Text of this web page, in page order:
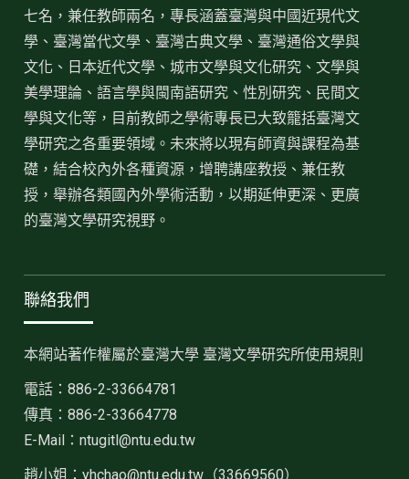
七名，兼任教師兩名，專長涵蓋臺灣與中國近現代文
學、臺灣當代文學、臺灣古典文學、臺灣通俗文學與
文化、日本近代文學、城市文學與文化研究、文學與
美學理論、語言學與閩南語研究、性別研究、民間文
學與文化等，目前教師之學術專長已大致籠括臺灣文
學研究之各重要領域。未來將以現有師資與課程為基
礎，結合校內外各種資源，增聘講座教授、兼任教
授，舉辦各類國內外學術活動，以期延伸更深、更廣
的臺灣文學研究視野。
聯絡我們
本網站著作權屬於臺灣大學 臺灣文學研究所使用規則
電話：886-2-33664781
傳真：886-2-33664778
E-Mail：ntugitl@ntu.edu.tw
趙小姐：yhchao@ntu.edu.tw（33669560）